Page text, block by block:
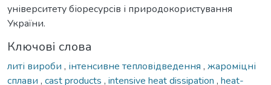
університету біоресурсів і природокористування
України.
Ключові слова
литі вироби , інтенсивне тепловідведення , жароміцні
сплави , cast products , intensive heat dissipation , heat-